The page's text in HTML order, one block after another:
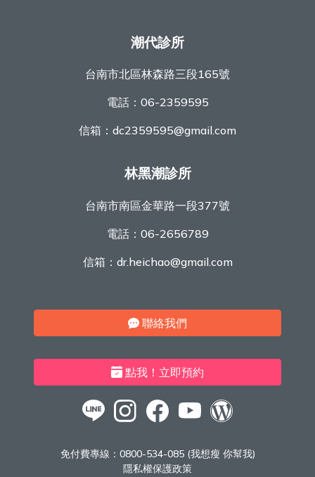
潮代診所
台南市北區林森路三段165號
電話： 06-2359595
信箱： dc2359595@gmail.com
林黑潮診所
台南市南區金華路一段377號
電話： 06-2656789
信箱： dr.heichao@gmail.com
聯絡我們
點我！立即預約
免付費專線： 0800-534-085 (我想瘦 你幫我)
隱私權保護政策